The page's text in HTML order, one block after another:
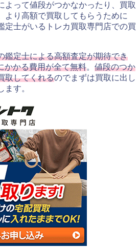
よって値段がつかなかったり、買取
より高額で買取してもらうために
定士がいるトレカ買取専門店での買
鑑定士による高額査定が期待でき
かかる費用が全て無料。 値段のつか
取してくれるのでまずは買取に出し
す。